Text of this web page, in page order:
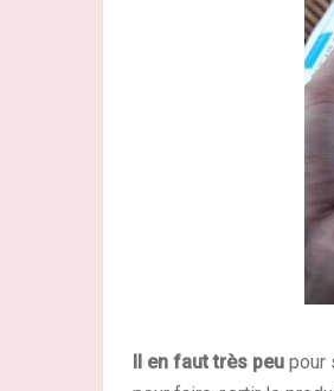
Il en faut très peu pour